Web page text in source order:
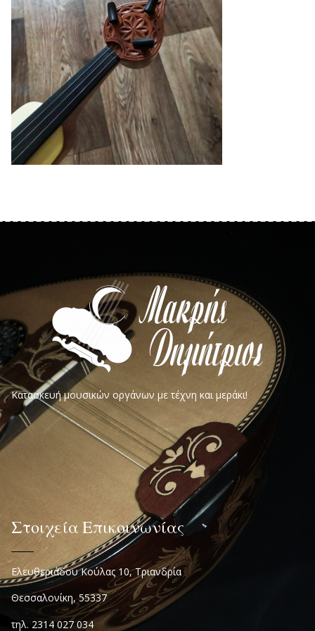
Κατασκευή μουσικών οργάνων με τέχνη και μεράκι!
Στοιχεία Επικοινωνίας
Ελευθεριάδου Κούλας 10, Τριανδρία
Θεσσαλονίκη, 55337
τηλ. 2314 027 034